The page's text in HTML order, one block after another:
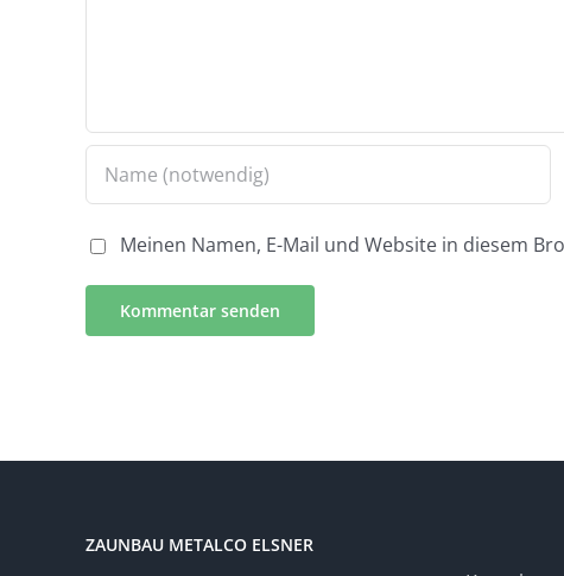
Meinen Namen, E-Mail und Website in diesem
ZAUNBAU METALCO ELSNER